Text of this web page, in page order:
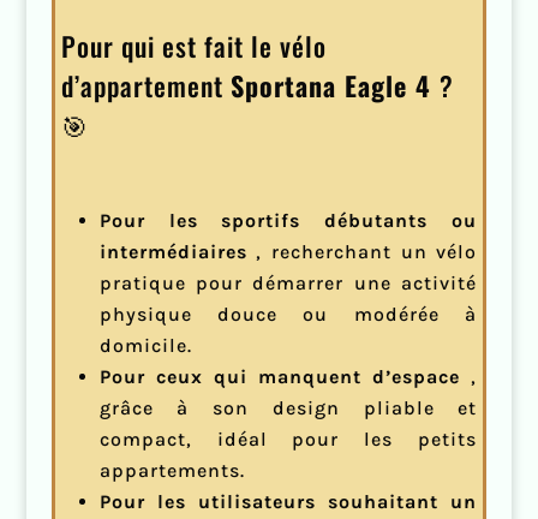
Pour qui est fait le vélo
d’appartement Sportana Eagle 4 ?
🎯
Pour les sportifs débutants ou
intermédiaires , recherchant un vélo
pratique pour démarrer une activité
physique douce ou modérée à
domicile.
Pour ceux qui manquent d’espace ,
grâce à son design pliable et
compact, idéal pour les petits
appartements.
Pour les utilisateurs souhaitant un